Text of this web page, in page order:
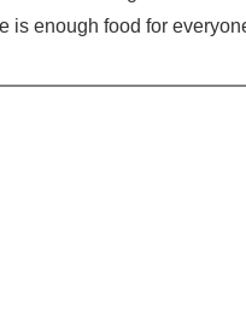
is enough food for